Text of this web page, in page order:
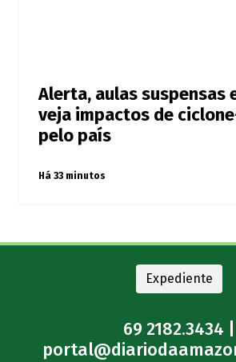
Alerta, aulas suspensas
veja impactos de
pelo país
Há 33 minutos
Expediente
69 2182.3434 |